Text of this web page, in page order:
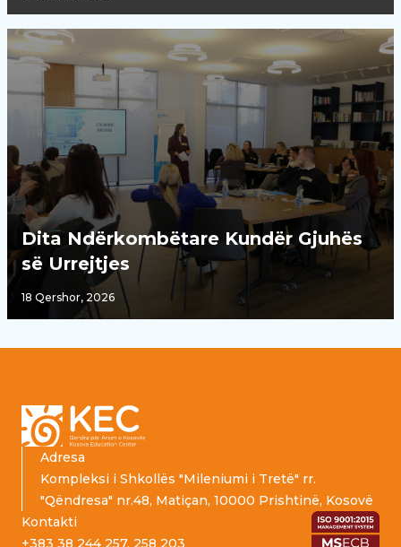
Dita Ndërkombëtare Kundër Gjuhës
së Urrejtjes
18 Qershor, 2026
Adresa
Kompleksi i Shkollës "Mileniumi i Tretë" rr.
"Qëndresa" nr.48, Matiçan, 10000 Prishtinë, Kosovë
Kontakti
+383 38 244 257, 258 203